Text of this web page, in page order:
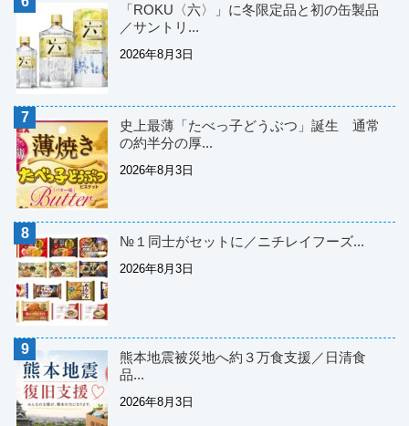
「ROKU〈六〉」に冬限定品と初の缶製品
／サントリ...
2026年8月3日
史上最薄「たべっ子どうぶつ」誕生 通常
の約半分の厚...
2026年8月3日
№１同士がセットに／ニチレイフーズ...
2026年8月3日
熊本地震被災地へ約３万食支援／日清食
品...
2026年8月3日